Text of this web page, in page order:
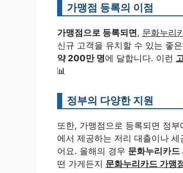
가맹점 등록의 이점
가맹점으로 등록되면, 문화누리
신규 고객을 유치할 수 있는 좋
약 200만 명에 달합니다. 이런
📊
정부의 다양한 지원
또한, 가맹점으로 등록되면 정
에서 제공하는 저리 대출이나 세
어요. 올해의 경우 문화누리카드
떤 가게든지 문화누리카드 가맹